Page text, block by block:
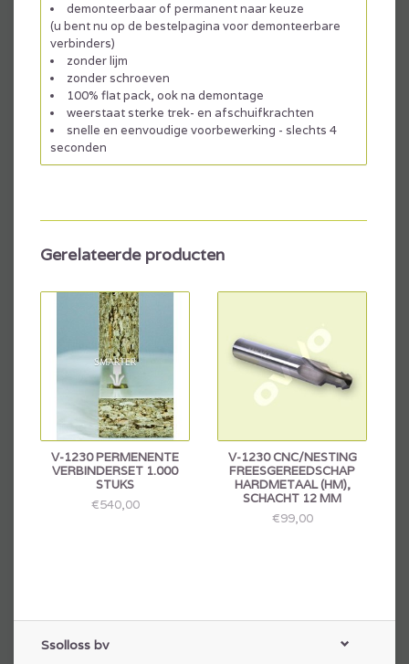
demonteerbaar of permanent naar keuze
(u bent nu op de bestelpagina voor demonteerbare
verbinders)
zonder lijm
zonder schroeven
100% flat pack, ook na demontage
weerstaat sterke trek- en afschuifkrachten
snelle en eenvoudige voorbewerking - slechts 4
seconden
Gerelateerde producten
V-1230 PERMENENTE
VERBINDERSET 1.000
STUKS
€540,00
V-1230 CNC/NESTING
FREESGEREEDSCHAP
HARDMETAAL (HM),
SCHACHT 12 MM
€99,00
Ssolloss bv